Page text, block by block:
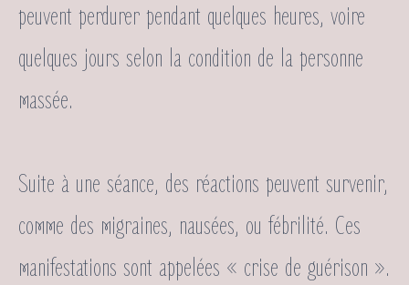
peuvent perdurer pendant quelques heures, voire
quelques jours selon la condition de la personne
massée.
Suite à une séance, des réactions peuvent survenir,
comme des migraines, nausées, ou fébrilité. Ces
manifestations sont appelées « crise de guérison ».